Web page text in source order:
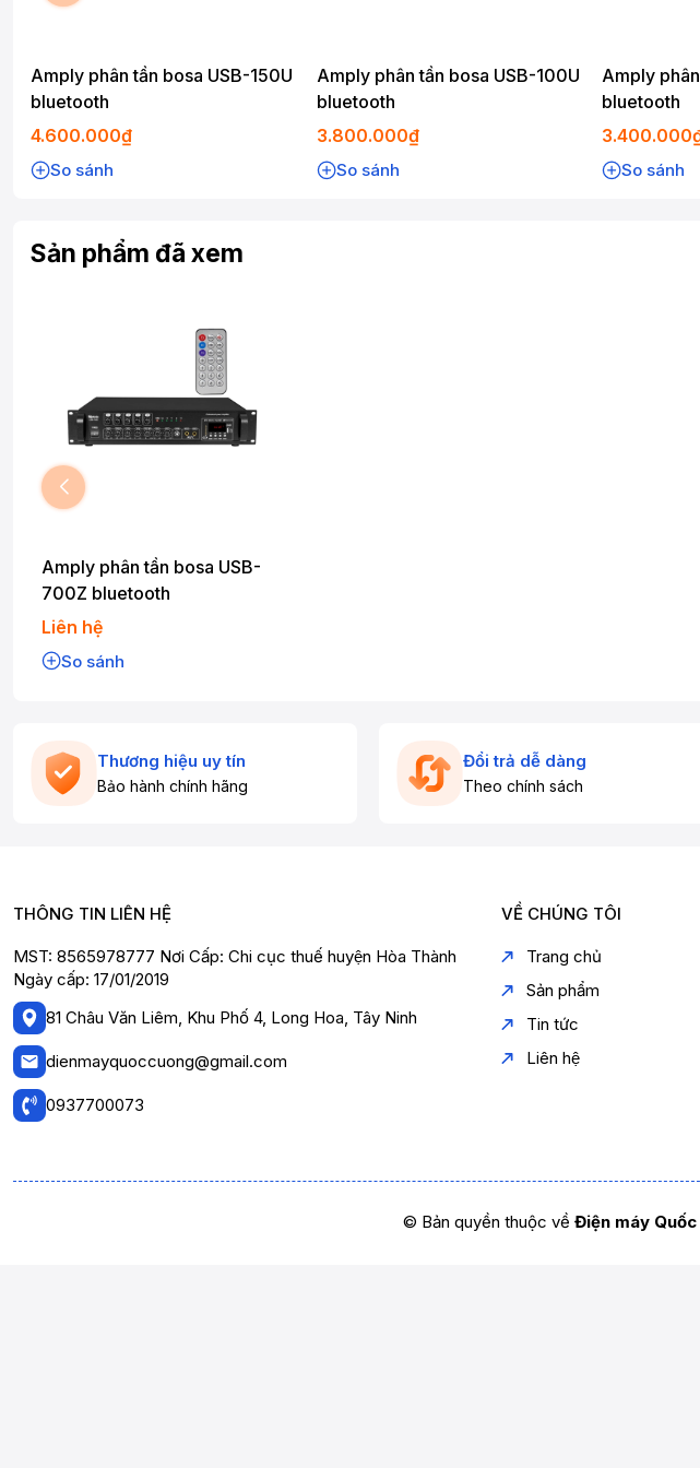
Amply phân tần bosa USB-150U
bluetooth
4.600.000₫
So sánh
Amply phân tần bosa USB-100U
bluetooth
3.800.000₫
So sánh
Amply
bluetooth
So sánh
Sản phẩm đã xem
Amply phân tần bosa USB-
700Z bluetooth
Liên hệ
So sánh
Thương hiệu uy tín
Bảo hành chính hãng
Đổi trả dễ dàng
Theo chính sách
THÔNG TIN LIÊN HỆ
MST: 8565978777 Nơi Cấp: Chi cục thuế huyện Hòa Thành
Ngày cấp: 17/01/2019
81 Châu Văn Liêm, Khu Phố 4, Long Hoa, Tây Ninh
dienmayquoccuong@gmail.com
0937700073
VỀ CHÚNG TÔI
Trang chủ
Sản phẩm
Tin tức
Liên hệ
© Bản quyền thuộc về Điện máy Quốc